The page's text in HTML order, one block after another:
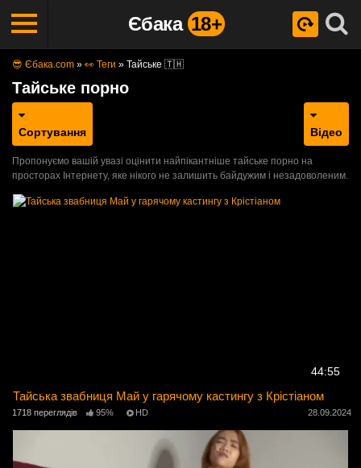
Єбака 18+
😎 Єбака.com » 👀 Теги » Тайське 🇹🇭
Тайське порно
Сортування Відео
Пропонуємо вашій увазі оцінити найпікантніше тайське порно на
просторах Інтернету, яке нікого не залишить байдужим і незадоволеним.
44:55
Тайська звабниця Май у гарячому кастингу з Крістіаном
1718 переглядів 95% HD 28.09.2024